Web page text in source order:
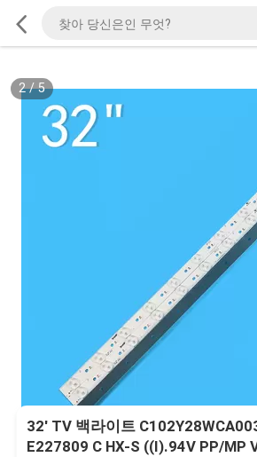
2/5
32' TV 백라이트
E227809 C HX-S ((I).94V PP/MP